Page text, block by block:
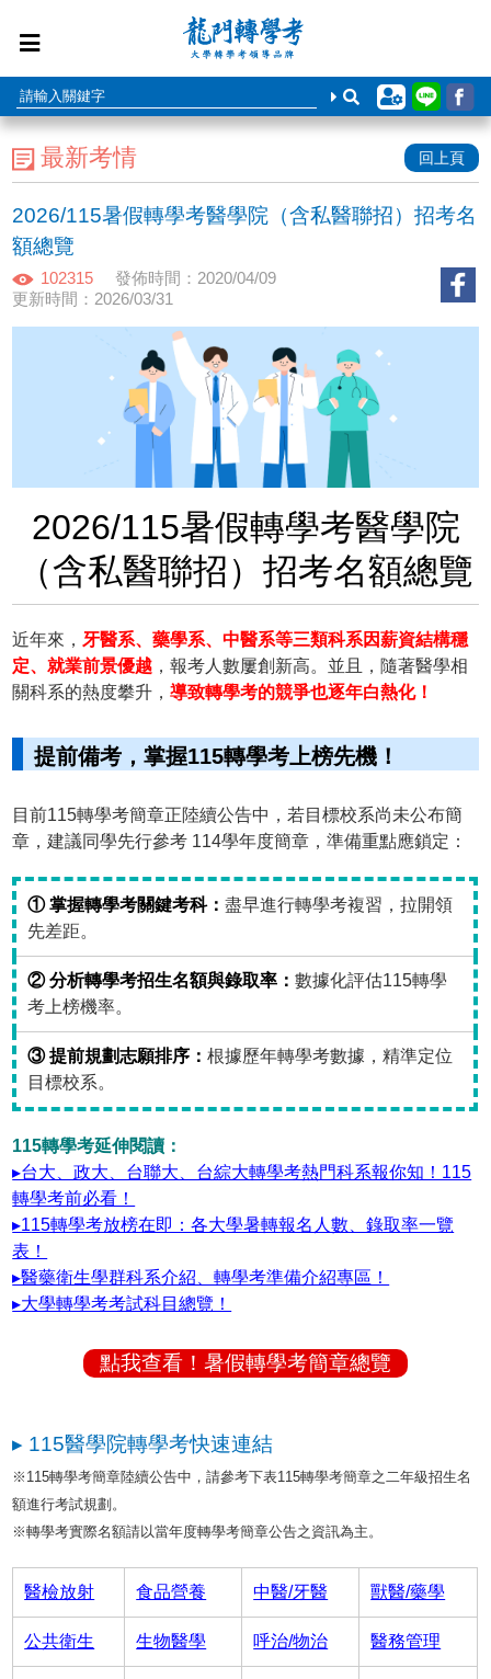
最新考情 回上頁
2026/115暑假轉學考醫學院（含私醫聯招）招考名
額總覽
102315
發佈時間：2020/04/09
更新時間：2026/03/31
2026/115暑假轉學考醫學院
（含私醫聯招）招考名額總覽
近年來， 牙醫系、藥學系、中醫系等三類科系因薪資結構穩
定、就業前景優越 ，報考人數屢創新高。並且，隨著醫學相
關科系的熱度攀升，導致轉學考的競爭也逐年白熱化！
提前備考，掌握115轉學考上榜先機！
目前115轉學考簡章正陸續公告中，若目標校系尚未公布簡
章，建議同學先行參考 114學年度簡章，準備重點應鎖定：
① 掌握轉學考關鍵考科：盡早進行轉學考複習，拉開領
先差距。
② 分析轉學考招生名額與錄取率：數據化評估115轉學
考上榜機率。
③ 提前規劃志願排序：根據歷年轉學考數據，精準定位
目標校系。
115轉學考延伸閱讀：
▸台大、政大、台聯大、台綜大轉學考熱門科系報你知！115
轉學考前必看！
▸115轉學考放榜在即：各大學暑轉報名人數、錄取率一覽
表！
▸醫藥衛生學群科系介紹、轉學考準備介紹專區！
▸大學轉學考考試科目總覽！
點我查看！暑假轉學考簡章總覽
▸ 115醫學院轉學考快速連結
※115轉學考簡章陸續公告中，請參考下表115轉學考簡章之二年級招生名
額進行考試規劃。
※轉學考實際名額請以當年度轉學考簡章公告之資訊為主。
醫檢放射 食品營養 中醫/牙醫 獸醫/藥學
公共衛生 生物醫學 呼治/物治 醫務管理